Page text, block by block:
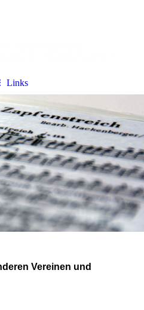
Links
Vereinen und